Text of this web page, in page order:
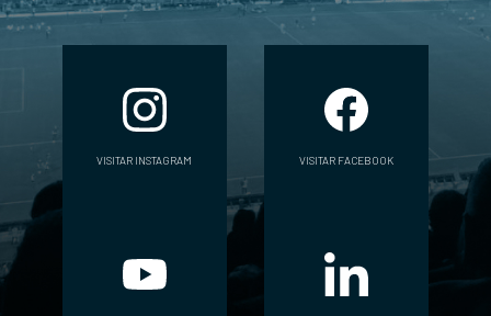
VISITAR INSTAGRAM VISITAR FACEBOOK